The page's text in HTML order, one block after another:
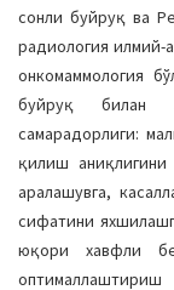
сонли буйруқ ва
радиология
онкомаммология
буйруқ билан
самарадорлиги:
қилиш
аралашувга,
сифатини
юқори хавфли